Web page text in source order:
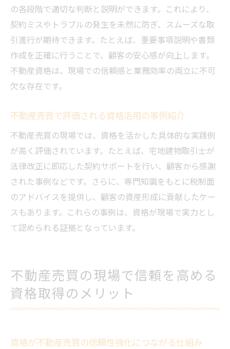
の各段階で適切な判断と説明ができます。これにより、
契約ミスやトラブルの発生を未然に防ぎ、スムーズな取
引進行が期待できます。たとえば、重要事項説明や書類
作成を正確に行うことで、顧客の安心感が向上します。
不動産資格は、現場での信頼感と業務効率の両立に不可
欠な存在です。
不動産売買で評価される資格活用の事例紹介
不動産売買の現場では、資格を活かした具体的な実践例
が高く評価されています。たとえば、宅地建物取引士が
法律改正に即応した契約サポートを行い、顧客から感謝
された事例などです。さらに、専門知識をもとに税制面
のアドバイスを提供し、顧客の資産形成に貢献したケー
スもあります。これらの事例は、資格が現場で実力とし
て認められる証拠となっています。
不動産売買の現場で信頼を高める
資格取得のメリット
資格が不動産売買の信頼性強化につながる仕組み